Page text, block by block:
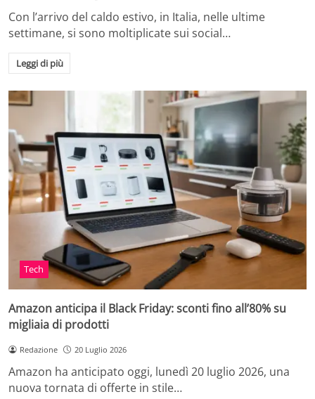
Con l’arrivo del caldo estivo, in Italia, nelle ultime
settimane, si sono moltiplicate sui social…
Leggi di più
Tech
Amazon anticipa il Black Friday: sconti fino all’80% su
migliaia di prodotti
Redazione 20 Luglio 2026
Amazon ha anticipato oggi, lunedì 20 luglio 2026, una
nuova tornata di offerte in stile…